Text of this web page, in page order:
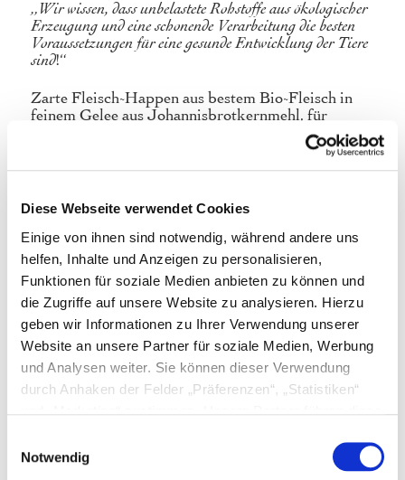
Diese Webseite verwendet Cookies
Einige von ihnen sind notwendig, während andere uns
helfen, Inhalte und Anzeigen zu personalisieren,
Funktionen für soziale Medien anbieten zu können und
die Zugriffe auf unsere Website zu analysieren. Hierzu
geben wir Informationen zu Ihrer Verwendung unserer
Website an unsere Partner für soziale Medien, Werbung
und Analysen weiter. Sie können dieser Verwendung
durch Anhaken der Felder „Präferenzen“, „Statistiken“
zusammen, die Sie ihnen bereitgestellt haben oder die
sie im Rahmen Ihrer Nutzung der Dienste gesammelt
Notwendig
„Wir wissen, dass unbelastete Rohstoffe aus ökologischer
Erzeugung und eine schonende Verarbeitung die besten
Voraussetzungen für eine gesunde Entwicklung der Tiere
sind!“
Zarte Fleisch-Happen aus bestem Bio-Fleisch in
feinem Gelee aus Johannisbrotkernmehl, für
besonders anspruchsvolle Feinschmecker.
Das Fleisch der Ente ist dunkel und fest, kräftig
nahrhaft. Zudem enthält es hochwertiges Eiweiß,
Wir verzichten bei unserem feinen Gelee ganz
bewusst auf den Einsatz von Schweinegelatine und
verwenden stattdessen ein Gelee aus
Johannisbrotkernmehl - ein natürliches
Bindemittel aus den Samen des
Johannisbrotbaums. Der immergrüne
Johannisbrotbaum ist nicht nur als Heilpflanze,
sondern auch als Lebensmittel bekannt. Die Samen
und Früchte werden nach langjähriger
Durch den hohen Feuchtegehalt unterstützt unser